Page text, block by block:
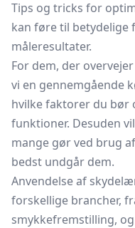
Tips og tricks for
kan føre til betydelige
måleresultater.
For dem, der
vi en gennemgående
hvilke faktorer du bør
funktioner. Desuden
mange gør ved brug
bedst undgår dem.
Anvendelse af
forskellige brancher,
smykkefremstilling,